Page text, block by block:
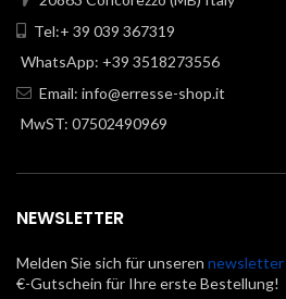
Tel:+ 39 039 367319
WhatsApp: +39 3518273556
Email: info@erresse-shop.it
MwST: 07502490969
NEWSLETTER
Melden Sie sich für unseren newsletter
€-Gutschein für Ihre erste Bestellung!